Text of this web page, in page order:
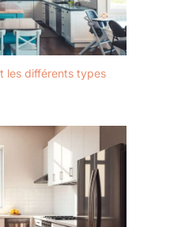
les différents types